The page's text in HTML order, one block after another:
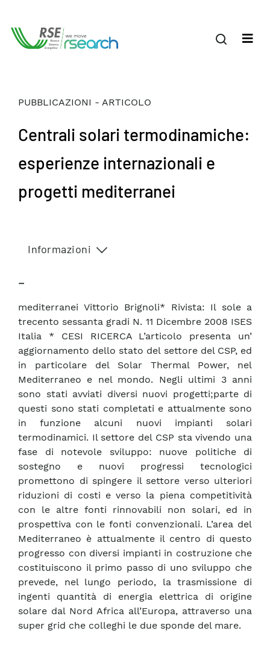
PUBBLICAZIONI - ARTICOLO
Centrali solari termodinamiche:
esperienze internazionali e
progetti mediterranei
Informazioni
–
mediterranei Vittorio Brignoli* Rivista: Il sole a
trecento sessanta gradi N. 11 Dicembre 2008 ISES
Italia * CESI RICERCA L’articolo presenta un’
aggiornamento dello stato del settore del CSP, ed
in particolare del Solar Thermal Power, nel
Mediterraneo e nel mondo. Negli ultimi 3 anni
sono stati avviati diversi nuovi progetti;parte di
questi sono stati completati e attualmente sono
in funzione alcuni nuovi impianti solari
termodinamici. Il settore del CSP sta vivendo una
fase di notevole sviluppo: nuove politiche di
sostegno e nuovi progressi tecnologici
promettono di spingere il settore verso ulteriori
riduzioni di costi e verso la piena competitività
con le altre fonti rinnovabili non solari, ed in
prospettiva con le fonti convenzionali. L’area del
Mediterraneo è attualmente il centro di questo
progresso con diversi impianti in costruzione che
costituiscono il primo passo di uno sviluppo che
prevede, nel lungo periodo, la trasmissione di
ingenti quantità di energia elettrica di origine
solare dal Nord Africa all’Europa, attraverso una
super grid che colleghi le due sponde del mare.